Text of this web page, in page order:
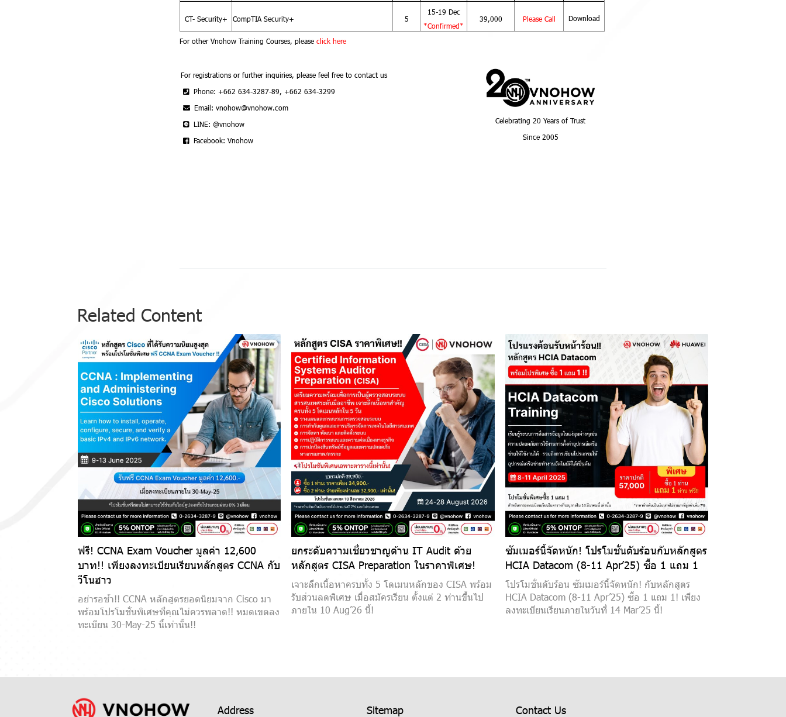
CT- Security+ CompTIA Security+ 5
15-19 Dec
*Confirmed*
39,000 Please Call Download
For other Vnohow Training Courses, please click here
For registrations or further inquiries, please feel free to contact us
Phone: +662 634-3287-89, +662 634-3299
Email: vnohow@vnohow.com
LINE: @vnohow
Facebook: Vnohow
Celebrating 20 Years of Trust
Since 2005
Related Content
ฟรี! CCNA Exam Voucher มูลค่า 12,600
บาท!! เพียงลงทะเบียนเรียนหลักสูตร CCNA กับ
วีโนฮาว
อย่ารอช้า!! CCNA หลักสูตรยอดนิยมจาก Cisco มา
พร้อมโปรโมชั่นพิเศษที่คุณไม่ควรพลาด!! หมดเขตลง
ทะเบียน 30-May-25 นี้เท่านั้น!!
ยกระดับความเชี่ยวชาญด้าน IT Audit ด้วย
หลักสูตร CISA Preparation ในราคาพิเศษ!
เจาะลึกเนื้อหาครบทั้ง 5 โดเมนหลักของ CISA พร้อม
รับส่วนลดพิเศษ เมื่อสมัครเรียน ตั้งแต่ 2 ท่านขึ้นไป
ภายใน 10 Aug’26 นี้!
ซัมเมอร์นี้จัดหนัก! โปรโมชั่นดับร้อนกับหลักสูตร
HCIA Datacom (8-11 Apr’25) ซื้อ 1 แถม 1
โปรโมชั่นดับร้อน ซัมเมอร์นี้จัดหนัก! กับหลักสูตร
HCIA Datacom (8-11 Apr’25) ซื้อ 1 แถม 1! เพียง
ลงทะเบียนเรียนภายในวันที่ 14 Mar’25 นี้!
Address Sitemap Contact Us